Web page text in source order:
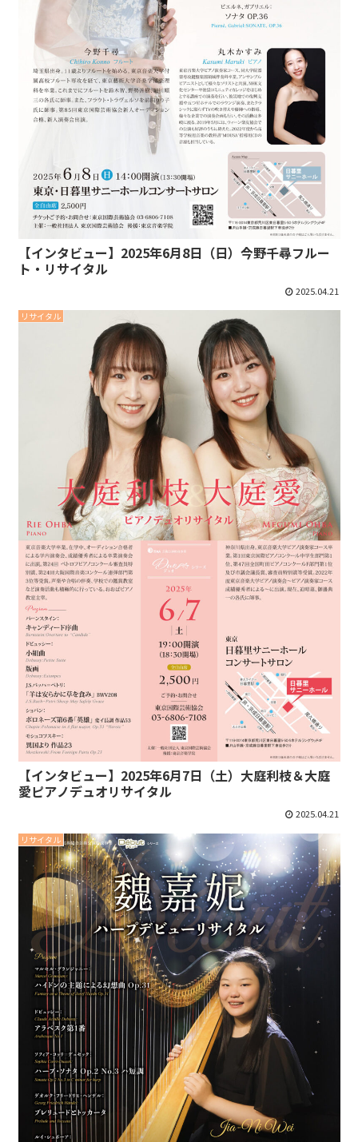
【インタビュー】2025年6月8日（日）今野千尋フルー
ト・リサイタル
2025.04.21
リサイタル
【インタビュー】2025年6月7日（土）大庭利枝＆大庭
愛ピアノデュオリサイタル
2025.04.21
リサイタル